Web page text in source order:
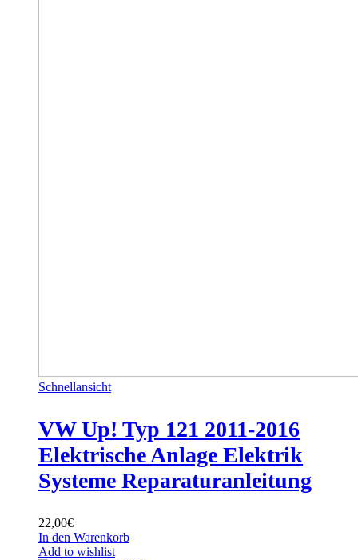
Schnellansicht
VW Up! Typ 121 2011-2016
Elektrische Anlage Elektrik
Systeme Reparaturanleitung
22,00€
In den Warenkorb
Add to wishlist